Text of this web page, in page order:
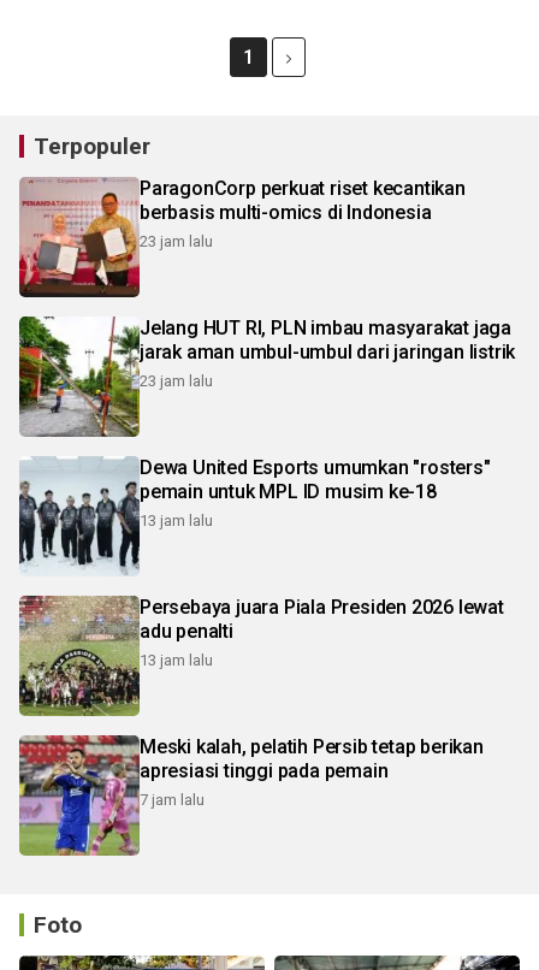
1
Terpopuler
ParagonCorp perkuat riset kecantikan
berbasis multi-omics di Indonesia
23 jam lalu
Jelang HUT RI, PLN imbau masyarakat jaga
jarak aman umbul-umbul dari jaringan listrik
23 jam lalu
Dewa United Esports umumkan "rosters"
pemain untuk MPL ID musim ke-18
13 jam lalu
Persebaya juara Piala Presiden 2026 lewat
adu penalti
13 jam lalu
Meski kalah, pelatih Persib tetap berikan
apresiasi tinggi pada pemain
7 jam lalu
Foto